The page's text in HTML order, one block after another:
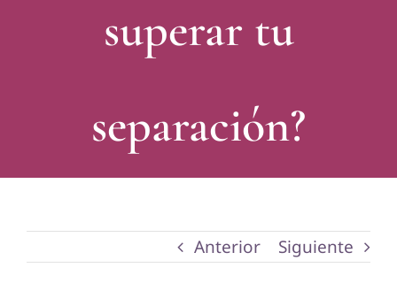
superar tu
separación?
Anterior Siguiente